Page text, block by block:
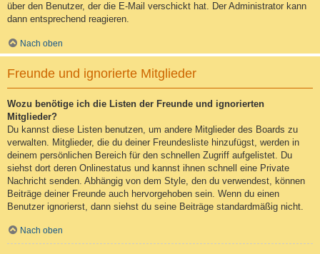
über den Benutzer, der die E-Mail verschickt hat. Der Administrator kann
dann entsprechend reagieren.
Nach oben
Freunde und ignorierte Mitglieder
Wozu benötige ich die Listen der Freunde und ignorierten
Mitglieder?
Du kannst diese Listen benutzen, um andere Mitglieder des Boards zu
verwalten. Mitglieder, die du deiner Freundesliste hinzufügst, werden in
deinem persönlichen Bereich für den schnellen Zugriff aufgelistet. Du
siehst dort deren Onlinestatus und kannst ihnen schnell eine Private
Nachricht senden. Abhängig von dem Style, den du verwendest, können
Beiträge deiner Freunde auch hervorgehoben sein. Wenn du einen
Benutzer ignorierst, dann siehst du seine Beiträge standardmäßig nicht.
Nach oben